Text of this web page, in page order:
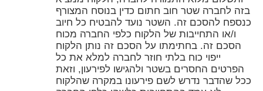
בזה לחברה שטר חוב חתום כדין בנוסח המצורף
כנספח להסכם זה. השטר נועד להבטיח כל חיוב
ו/או התחייבות של הלקוח כלפי החברה מכוח
הסכם זה. בחתימתו על הסכם זה נותן הלקוח
ייפוי כוח בלתי חוזר לחברה למלא את כל
הפרטים החסרים בשטר ולהגישו לפירעון, וזאת
ככל שהדבר נדרש לשם פירעונו במקרה שהלקוח